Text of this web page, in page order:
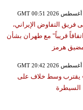
فريق التفاوض الإيراني،
قريباً" مع طهران بشأن
هرمز
يقترب وسط خلاف على
السيطرة